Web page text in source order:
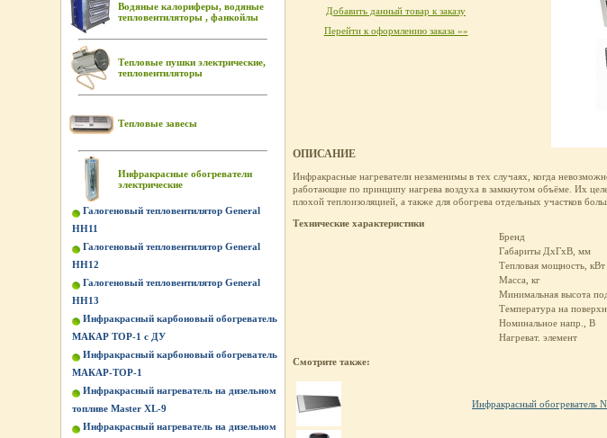
Водяные калориферы, водяные
тепловентиляторы , фанкойлы
Тепловые пушки электрические,
тепловентиляторы
Тепловые завесы
Инфракрасные обогреватели
электрические
Галогеновый тепловентилятор General
HH11
Галогеновый тепловентилятор General
HH12
Галогеновый тепловентилятор General
HH13
Инфракрасный карбоновый обогреватель
МАКАР ТОР-1 с ДУ
Инфракрасный карбоновый обогреватель
МАКАР-ТОР-1
Инфракрасный нагреватель на дизельном
топливе Master XL-9
Инфракрасный нагреватель на дизельном
Добавить данный товар к заказу
Перейти к оформлению заказа »»
ОПИСАНИЕ
Инфракрасные нагреватели незаменимы в тех случаях, когда
работающие по принципу нагрева воздуха в замкнутом объёме. Их
плохой теплоизоляцией, а также для обогрева отдельных участков
Технические характеристики
Бренд
Габариты ДхГхВ, мм
Тепловая мощность, кВт
Масса, кг
Минимальная высота
Температура на
Номинальное напр., В
Нагреват. элемент
Смотрите также:
Инфракрасный обогреватель